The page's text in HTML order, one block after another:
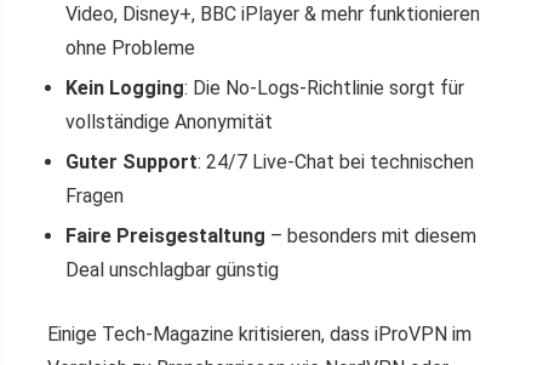
Video, Disney+, BBC iPlayer & mehr funktionieren
ohne Probleme
Kein Logging: Die No-Logs-Richtlinie sorgt für
vollständige Anonymität
Guter Support: 24/7 Live-Chat bei technischen
Fragen
Faire Preisgestaltung – besonders mit diesem
Deal unschlagbar günstig
Einige Tech-Magazine kritisieren, dass iProVPN im